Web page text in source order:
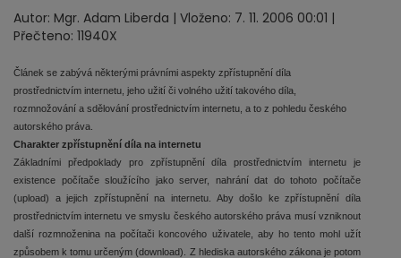
Autor: Mgr. Adam Liberda | Vloženo: 7. 11. 2006 00:01 |
Přečteno: 11940X
Článek se zabývá některými právními aspekty zpřístupnění díla
prostřednictvím internetu, jeho užití či volného užití takového díla,
rozmnožování a sdělování prostřednictvím internetu, a to z pohledu českého
autorského práva.
Charakter zpřístupnění díla na internetu
Základními předpoklady pro zpřístupnění díla prostřednictvím internetu je
existence počítače sloužícího jako server, nahrání dat do tohoto počítače
(upload) a jejich zpřístupnění na internetu. Aby došlo ke zpřístupnění díla
prostřednictvím internetu ve smyslu českého autorského práva musí vzniknout
další rozmnoženina na počítači koncového uživatele, aby ho tento mohl užít
způsobem k tomu určeným (download). Z hlediska autorského zákona je potom